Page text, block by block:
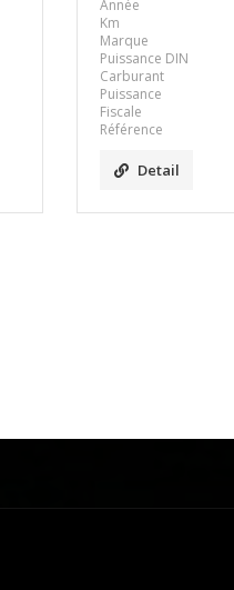
Année
Km
Marque
Puissance DIN
Carburant
Puissance
Fiscale
Référence
Detail